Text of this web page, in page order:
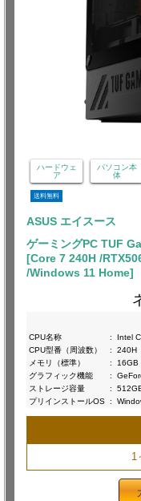
ハードウェ
ア
パソコン本
体
送料無料
ASUS エイスース
ゲーミングPC TUF
[Core 7 240H /
/Windows 11 Home]
CPU名称
:
Intel
CPU型番（周波数）
:
240H
メモリ（標準）
:
16GB
グラフィック機能
:
ストレージ容量
:
プリインストールOS :
1